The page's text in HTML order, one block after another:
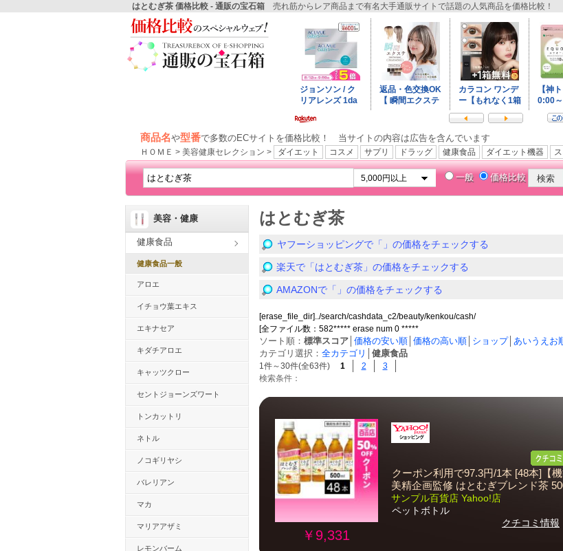
はとむぎ茶 価格比較 - 通販の宝石箱 売れ筋からレア商品まで有名大手通販サイトで話題の人気商品を価格比較！
商品名や型番で多数のECサイトを価格比較！ 当サイトの内容は広告を含んでいます
ＨＯＭＥ > 美容健康セレクション > ダイエット コスメ サプリ ドラッグ 健康食品 ダイエット機器
一般 価格比較
美容・健康
健康食品
健康食品一般
アロエ
イチョウ葉エキス
エキナセア
キダチアロエ
キャッツクロー
セントジョーンズワート
トンカットリ
ネトル
ノコギリヤシ
バレリアン
マカ
マリアアザミ
レモンバーム
はとむぎ茶
ヤフーショッピングで「」の価格をチェックする
楽天で「はとむぎ茶」の価格をチェックする
AMAZONで「」の価格をチェックする
[erase_file_dir]../search/cashdata_c2/beauty/kenkou/cash/
[全ファイル数：582***** erase num 0 *****
ソート順： 標準スコア 価格の安い順 価格の高い順 ショップ│ あいうえお
カテゴリ選択： 全カテゴリ 健康食品
1件～30件(全63件) 1 2
3
検索条件：
￥9,331
クーポン利用で97.3円/1本 [48本]【
美精企画監修 はとむぎブレンド茶
サンプル百貨店 Yahoo!店
ペットボトル
クチコミ情報